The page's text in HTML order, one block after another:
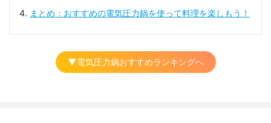
まとめ：おすすめの電気圧力鍋を使って料理を楽しもう！
▼電気圧力鍋おすすめランキングへ